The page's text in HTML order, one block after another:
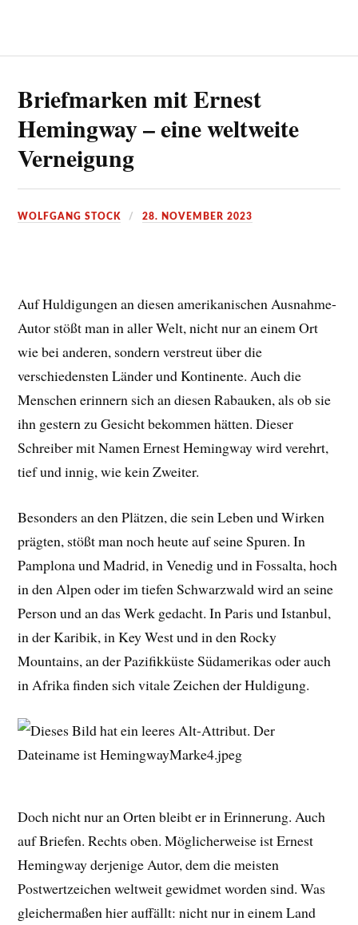
Briefmarken mit Ernest
Hemingway – eine weltweite
Verneigung
WOLFGANG STOCK 28. NOVEMBER 2023
Auf Huldigungen an diesen amerikanischen Ausnahme-
Autor stößt man in aller Welt, nicht nur an einem Ort
wie bei anderen, sondern verstreut über die
verschiedensten Länder und Kontinente. Auch die
Menschen erinnern sich an diesen Rabauken, als ob sie
ihn gestern zu Gesicht bekommen hätten. Dieser
Schreiber mit Namen Ernest Hemingway wird verehrt,
tief und innig, wie kein Zweiter.
Besonders an den Plätzen, die sein Leben und Wirken
prägten, stößt man noch heute auf seine Spuren. In
Pamplona und Madrid, in Venedig und in Fossalta, hoch
in den Alpen oder im tiefen Schwarzwald wird an seine
Person und an das Werk gedacht. In Paris und Istanbul,
in der Karibik, in Key West und in den Rocky
Mountains, an der Pazifikküste Südamerikas oder auch
in Afrika finden sich vitale Zeichen der Huldigung.
Doch nicht nur an Orten bleibt er in Erinnerung. Auch
auf Briefen. Rechts oben. Möglicherweise ist Ernest
Hemingway derjenige Autor, dem die meisten
Postwertzeichen weltweit gewidmet worden sind. Was
gleichermaßen hier auffällt: nicht nur in einem Land